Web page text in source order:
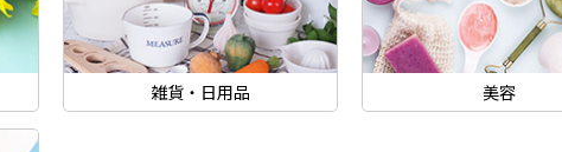
雑貨・日用品 美容